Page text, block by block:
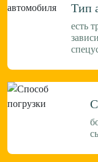
Тип
есть